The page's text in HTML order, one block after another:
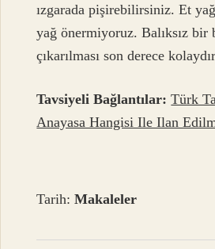
ızgarada pişirebilirsiniz. Et
yağ önermiyoruz. Balıksız bir
çıkarılması son derece
Tavsiyeli Bağlantılar: Türk
Anayasa Hangisi Ile Ilan
Tarih:Makaleler